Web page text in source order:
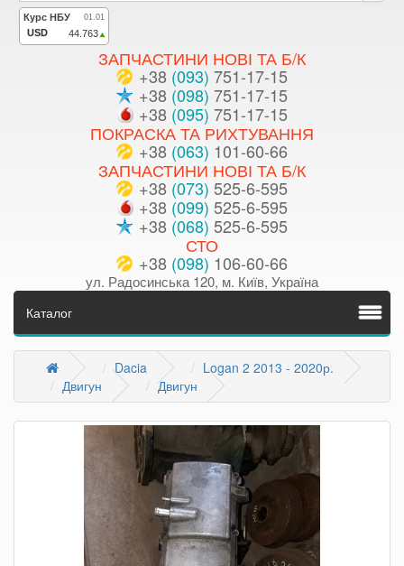
ЗАПЧАСТИНИ НОВІ ТА Б/К
+38 (093) 751-17-15
+38 (098) 751-17-15
+38 (095) 751-17-15
ПОКРАСКА ТА РИХТУВАННЯ
+38 (063) 101-60-66
ЗАПЧАСТИНИ НОВІ ТА Б/К
+38 (073) 525-6-595
+38 (099) 525-6-595
+38 (068) 525-6-595
СТО
+38 (098) 106-60-66
ул. Радосинська 120, м. Київ, Україна
Каталог
Dacia
Logan 2 2013 - 2020р.
Двигун
Двигун